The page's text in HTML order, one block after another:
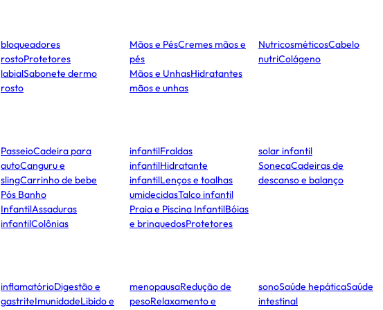
bloqueadores
rostoProtetores
labialSabonete dermo
rosto
Mãos e PésCremes mãos e
pés
Mãos e UnhasHidratantes
mãos e unhas
NutricosméticosCabelo
nutriColágeno
PasseioCadeira para
autoCanguru e
slingCarrinho de bebe
Pós Banho
InfantilAssaduras
infantilColônias
infantilFraldas
infantilHidratante
infantilLenços e toalhas
umidecidasTalco infantil
Praia e Piscina InfantilBóias
e brinquedosProtetores
solar infantil
SonecaCadeiras de
descanso e balanço
inflamatórioDigestão e
gastriteImunidadeLibido e
menopausaRedução de
pesoRelaxamento e
sonoSaúde hepáticaSaúde
intestinal